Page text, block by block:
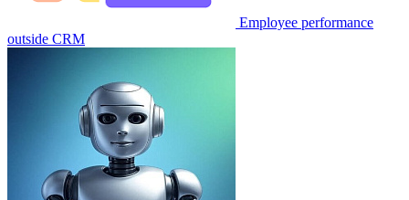
Employee performance
outside CRM